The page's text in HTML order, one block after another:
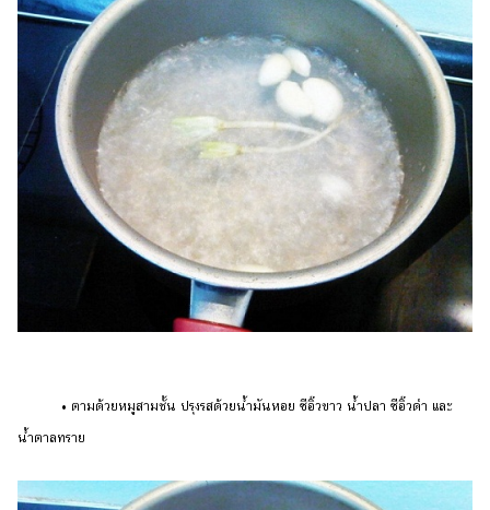
• ตามด้วยหมูสามชั้น ปรุงรสด้วยน้ำมันหอย ซีอิ๊วขาว น้ำปลา ซีอิ๊วดำ และ
น้ำตาลทราย